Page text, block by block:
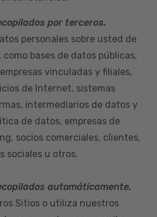
por terceros.
personales sobre usted de
bases de datos públicas,
vinculadas y filiales,
de Internet, sistemas
intermediarios de datos y
de datos, empresas de
socios comerciales, clientes,
sociales u otros.
automáticamente.
Sitios o utiliza nuestros